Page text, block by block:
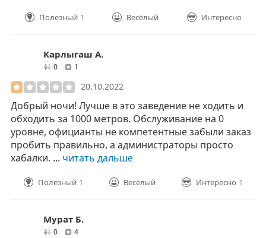
Полезный 1 Весёлый Интересно
Карлыгаш А.
0друзей1
20.10.2022
Добрый ночи! Лучше в это заведение не ходить и
обходить за 1000 метров. Обслуживание на 0
уровне, официанты не компетентные забыли заказ
пробить правильно, а администраторы просто
хабалки. ... читать дальше
Полезный 1 Весёлый Интересно 1
Мурат Б.
0друзей
4отзывов